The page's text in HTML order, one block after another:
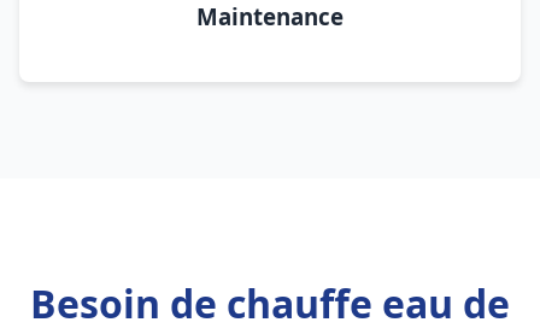
Maintenance
Besoin de chauffe eau de